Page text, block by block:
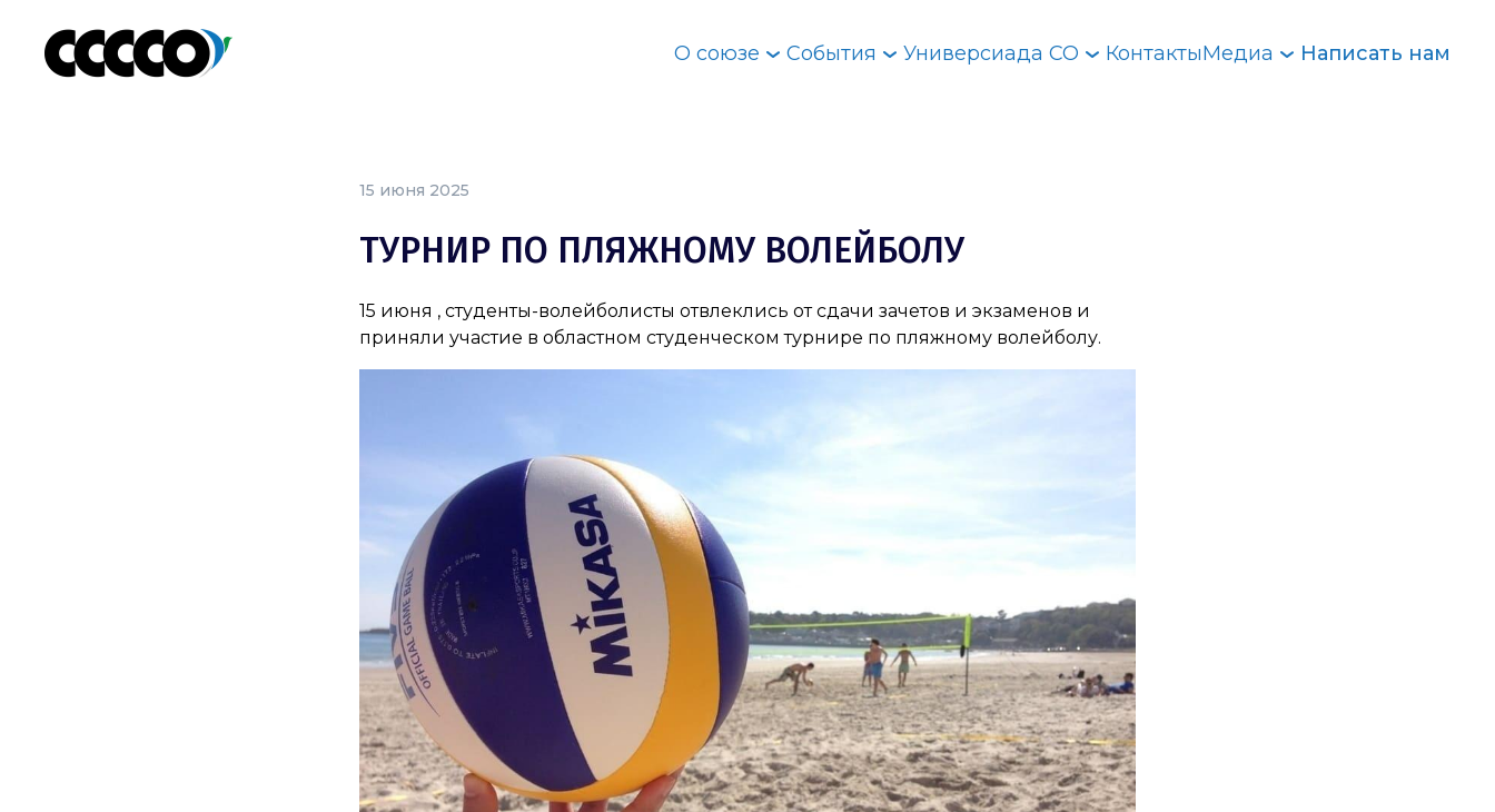
О союзе События Универсиада СО КонтактыМедиа Написать нам
15 июня 2025
ТУРНИР ПО ПЛЯЖНОМУ ВОЛЕЙБОЛУ
15 июня , студенты-волейболисты отвлеклись от сдачи зачетов и экзаменов и
приняли участие в областном студенческом турнире по пляжному волейболу.